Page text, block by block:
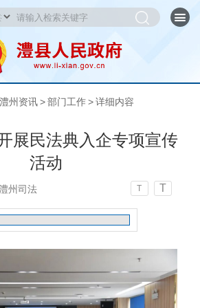
澧州资讯 > 部门工作 > 详细内容
展民法典入企专项宣传
活动
州司法 T T